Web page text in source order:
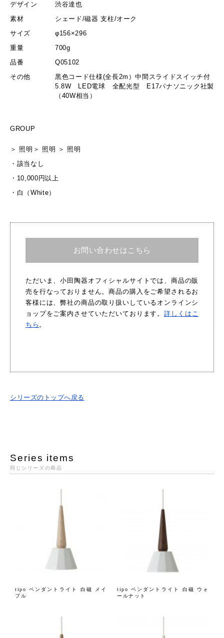
デザイン
渋谷達也
素材
シェード/磁器 支柱/オーク
サイズ
φ156×296
重量
700g
品番
Q05102
その他
黒色コード仕様(全長2m）中間スライドスイッチ付
5.8W LED電球 全配光型 E17パナソニック社製
（40W相当）
GROUP
＞ 照明 ＞ 照明 ＞ 照明
・ 該当なし
・ 10,000円以上
・ 白（White）
お問い合わせはこちら
ただいま、小田陶器オフィシャルサイトでは、商品の販
売を行なっておりません。商品の購入をご希望されるお
客様には、弊社の商品の取り扱いしているオンラインシ
ョップをご案内させていただいております。詳しくはこ
ちら 。
シリーズのトップへ戻る
Series items
同じシリーズの商品
tipo ペンダントライト 白磁 メイ
プル
tipo ペンダントライト 白磁 ウォ
ールナット